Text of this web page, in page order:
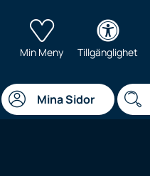
Min Meny Tillgänglighet
Mina Sidor